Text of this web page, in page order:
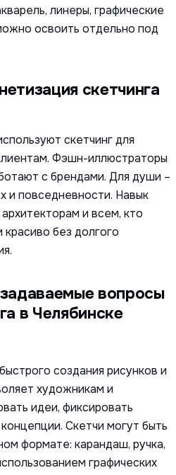
линеры, графические
освоить отдельно под
скетчинг для
Фэшн-иллюстраторы
с брендами. Для души –
и повседневности. Навык
и всем, кто
без долгого
в Челябинске
создания рисунков и
художникам и
идеи, фиксировать
Скетчи могут быть
формате: карандаш, ручка,
графических